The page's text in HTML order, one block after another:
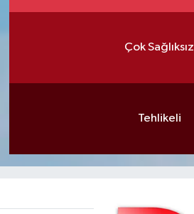
Çok Sağlıksız
Tehlikeli